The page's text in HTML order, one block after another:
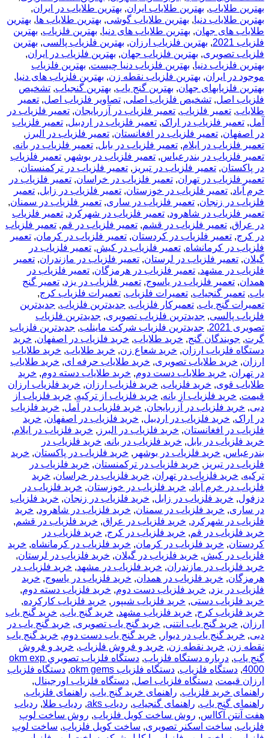
بهترین طلایاب, بهترین طلایاب ایران, بهترین طلایاب در ایران,
بهترین طلایاب دنیا, بهترین طلایاب گوشی, بهترین طلایاب ها, بهترین
طلایاب های جهان, بهترین طلایاب های دنیا, بهترین فلزیاب, بهترین
فلزیاب 2021
, بهترین فلزیاب ارزان, بهترین فلزیاب پالسی, بهترین
فلزیاب تصویری, بهترین فلزیاب جهان, بهترین فلزیاب در ایران,
بهترین فلزیاب دنیا, بهترین فلزیاب دنیا چیست, بهترین فلزیاب
موجود در ایران, بهترین فلزیاب نقطه زن, بهترین فلزیاب های دنیا,
بهترین فلزیابهای جهان, بهترین گنج یاب, بهترین گنجیاب, تشخیص
فلزیاب اصل, تشخیص فلزیاب اصلی, تصاویر فلزیاب اصل, تعمیر
طلایاب, تعمیر فلزیاب, تعمیر فلزیاب در آزربایجان, تعمیر فلزیاب در
آمل, تعمیر فلزیاب در اراک, تعمیر فلزیاب در اردبیل, تعمیر فلزیاب
در اصفهان, تعمیر فلزیاب در افغانستان, تعمیر فلزیاب در البرز ,
تعمیر فلزیاب در ایلام, تعمیر فلزیاب در بابل, تعمیر فلزیاب در بانه,
تعمیر فلزیاب در بندرعباس, تعمیر فلزیاب در بوشهر , تعمیر فلزیاب
در پاکستان, تعمیر فلزیاب در تبریز , تعمیر فلزیاب در ترکمنستان,
تعمیر فلزیاب در تهران, تعمیر فلزیاب در خراسان, تعمیر فلزیاب در
خرم آباد, تعمیر فلزیاب در خوزستان, تعمیر فلزیاب در زابل, تعمیر
فلزیاب در زنجان, تعمیر فلزیاب در ساری, تعمیر فلزیاب در سمنان,
تعمیر فلزیاب در شاهرود, تعمیر فلزیاب در شهرکرد, تعمیر فلزیاب
در عراق, تعمیر فلزیاب در قشم, تعمیر فلزیاب در قم, تعمیر فلزیاب
در کرج, تعمیر فلزیاب در کردستان, تعمیر فلزیاب در کرمان, تعمیر
فلزیاب در کرمانشاه, تعمیر فلزیاب در کیش, تعمیر فلزیاب در
گیلان, تعمیر فلزیاب در لرستان, تعمیر فلزیاب در مازندران, تعمیر
فلزیاب در مشهد, تعمیر فلزیاب در هرمزگان, تعمیر فلزیاب در
همدان, تعمیر فلزیاب در یاسوج, تعمیر فلزیاب در یزد, تعمیر گنج
یاب, تعمیر گنجیاب, تعمیرات فلزیاب, تعمیرات فلزیاب کرج,
تعمیرات گنج یاب, تعمیرکار فلزیاب, جدیدترین فلزیاب, جدیدترین
فلزیاب پالسی, جدیدترین فلزیاب تصویری, جدیدترین فلزیاب
تصویری 2021
, جدیدترین فلزیاب شرکت ماینلب, جدیدترین فلزیاب
گرت, جویندگان گنج, خريد طلاياب, خريد فلزياب در اصفهان, خرید
دستگاه فلزیاب ارزان, خرید شعاع زن, خرید طلایاب, خرید طلایاب
ارزان, خرید طلایاب تصویری, خرید طلایاب حرفه ای, خرید طلایاب
در تهران, خرید طلایاب دست دوم, خرید طلایاب دسته دوم, خرید
طلایاب قوی, خرید فلزیاب, خرید فلزیاب ارزان, خرید فلزیاب ارزان
قیمت, خرید فلزیاب از بانه, خرید فلزیاب از ترکیه, خرید فلزیاب از
دبی, خرید فلزیاب در آزربایجان, خرید فلزیاب در آمل, خرید فلزیاب
در اراک, خرید فلزیاب در اردبیل, خرید فلزیاب در اصفهان, خرید
فلزیاب در افغانستان, خرید فلزیاب در البرز , خرید فلزیاب در ایلام,
خرید فلزیاب در بابل, خرید فلزیاب در بانه, خرید فلزیاب در
بندرعباس, خرید فلزیاب در بوشهر , خرید فلزیاب در پاکستان, خرید
فلزیاب در تبریز , خرید فلزیاب در ترکمنستان, خرید فلزیاب در
ترکیه, خرید فلزیاب در تهران, خرید فلزیاب در خراسان, خرید
فلزیاب در خرم آباد, خرید فلزیاب در خوزستان, خرید فلزیاب در
دزفول, خرید فلزیاب در زابل, خرید فلزیاب در زنجان, خرید فلزیاب
در ساری, خرید فلزیاب در سمنان, خرید فلزیاب در شاهرود, خرید
فلزیاب در شهرکرد, خرید فلزیاب در عراق, خرید فلزیاب در قشم,
خرید فلزیاب در قم, خرید فلزیاب در کرج, خرید فلزیاب در
کردستان, خرید فلزیاب در کرمان, خرید فلزیاب در کرمانشاه, خرید
فلزیاب در کیش, خرید فلزیاب در گیلان, خرید فلزیاب در لرستان,
خرید فلزیاب در مازندران, خرید فلزیاب در مشهد, خرید فلزیاب در
هرمزگان, خرید فلزیاب در همدان, خرید فلزیاب در یاسوج, خرید
فلزیاب در یزد, خرید فلزیاب دست دوم, خرید فلزیاب دسته دوم,
خرید فلزیاب دستی, خرید فلزیاب شیپور , خرید فلزیاب کارکرده,
خرید فلزیاب کرج, خرید فلزیاب مشهد, خرید گنج یاب, خرید گنج یاب
ارزان, خرید گنج یاب انتنی, خرید گنج یاب تصویری, خرید گنج یاب در
دبی, خرید گنج یاب در دیوار , خرید گنج یاب دست دوم, خرید گنج یاب
نقطه زن, خرید نقطه زن, خرید و فروش فلزیاب, خرید و فروش
گنج یاب, درباره دستگاه فلزیاب,
دستگاه فلزياب تصويري okm exp
4000
, دستگاه فلزیاب, دستگاه فلزیاب okm gems , دستگاه فلزیاب
ارزان قیمت, دستگاه فلزیاب اصل, دستگاه فلزیاب اورجینال,
راهنمای خرید فلزیاب, راهنمای خرید گنج یاب, راهنمای فلزیاب,
راهنمای گنج یاب, راهنمای گنجیاب, ردیاب aks , ردیاب طلا, ردیاب
هفت آنتن آکااس, روش ساخت کویل فلزیاب, روش ساخت لوپ
فلزیاب, ساخت اسکنر تصویری, ساخت کویل فلزیاب, ساخت لوپ